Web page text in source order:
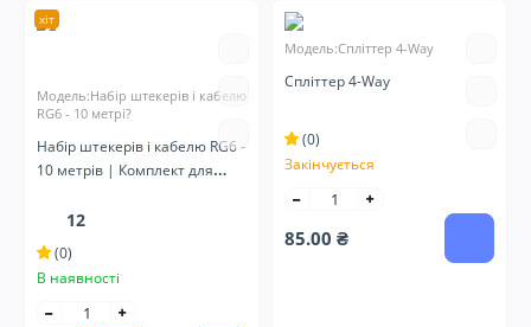
хіт
Модель:Набір штекерів і кабелю
RG6 - 10 метрі?
Набір штекерів і кабелю RG6 -
10 метрів | Комплект для
12
(0)
В наявності
Модель:Спліттер 4-Way
Спліттер 4-Way
(0)
Закінчується
85.00 ₴